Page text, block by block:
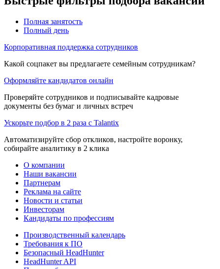
Полная занятость
Полный день
Корпоративная поддержка сотрудников
Какой соцпакет вы предлагаете семейным сотрудникам?
Оформляйте кандидатов онлайн
Проверяйте сотрудников и подписывайте кадровые
документы без бумаг и личных встреч
Ускорьте подбор в 2 раза с Talantix
Автоматизируйте сбор откликов, настройте воронку,
собирайте аналитику в 2 клика
О компании
Наши вакансии
Партнерам
Реклама на сайте
Новости и статьи
Инвесторам
Кандидаты по профессиям
Производственный календарь
Требования к ПО
Безопасный HeadHunter
HeadHunter API